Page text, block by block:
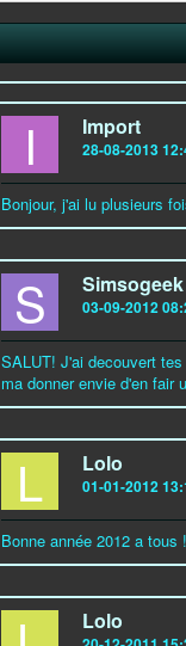
I Import
28-08-2013
Bonjour, j'ai lu plusieurs
S Simsogeek
03-09-2012
SALUT! J'ai decouvert
ma donner envie d'en fair
L Lolo
01-01-2012
Bonne année 2012 a tous !
Lolo